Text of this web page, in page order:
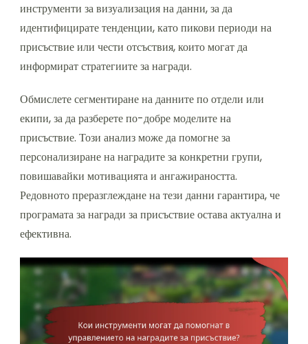
инструменти за визуализация на данни, за да
идентифицирате тенденции, като пикови периоди на
присъствие или чести отсъствия, които могат да
информират стратегиите за награди.
Обмислете сегментиране на данните по отдели или
екипи, за да разберете по-добре моделите на
присъствие. Този анализ може да помогне за
персонализиране на наградите за конкретни групи,
повишавайки мотивацията и ангажираността.
Редовното преразглеждане на тези данни гарантира, че
програмата за награди за присъствие остава актуална и
ефективна.